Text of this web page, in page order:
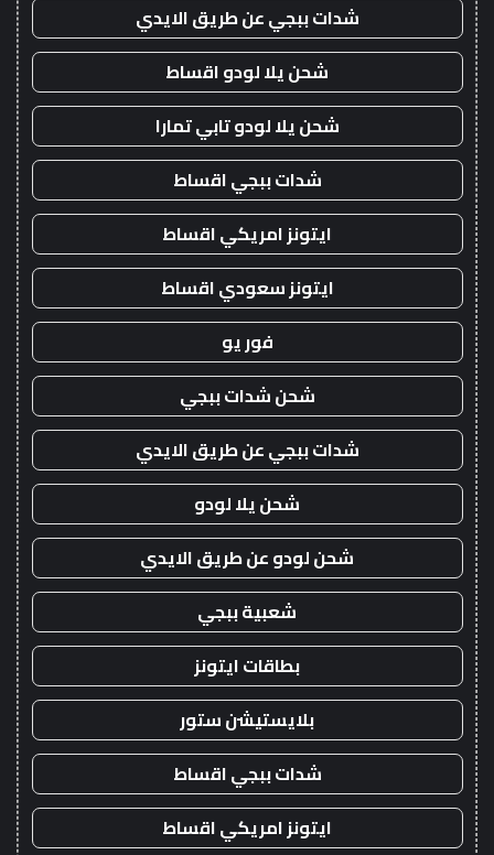
شدات ببجي عن طريق الايدي
شحن يلا لودو اقساط
شحن يلا لودو تابي تمارا
شدات ببجي اقساط
ايتونز امريكي اقساط
ايتونز سعودي اقساط
فور يو
شحن شدات ببجي
شدات ببجي عن طريق الايدي
شحن يلا لودو
شحن لودو عن طريق الايدي
شعبية ببجي
بطاقات ايتونز
بلايستيشن ستور
شدات ببجي اقساط
ايتونز امريكي اقساط